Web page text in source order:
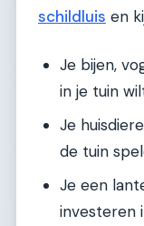
schildluis en
Je bijen,
in je tuin
Je
de tuin
Je een
investeren